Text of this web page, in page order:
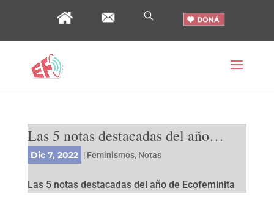
Las 5 notas destacadas del año…
Dic 7, 2022 | Feminismos, Notas
Las 5 notas destacadas del año de Ecofeminita